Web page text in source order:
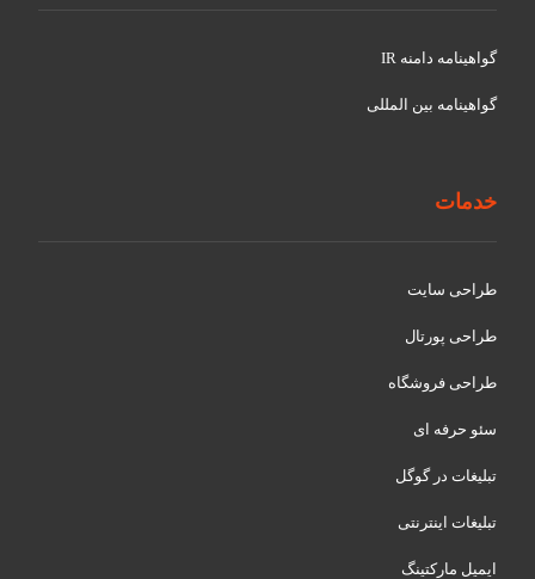
گواهينامه دامنه IR
گواهينامه بین المللی
خدمات
طراحی سایت
طراحی پورتال
طراحی فروشگاه
سئو حرفه ای
تبلیغات در گوگل
تبلیغات اینترنتی
ایمیل مارکتینگ